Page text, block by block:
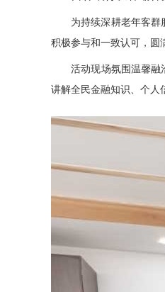
为持续深耕老年客群服
积极参与和一致认可，圆
活动现场氛围温馨融洽
讲解全民金融知识、个人